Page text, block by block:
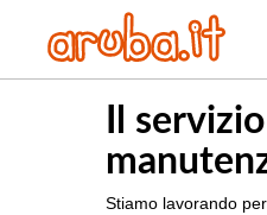
Il
Stiamo lavorando